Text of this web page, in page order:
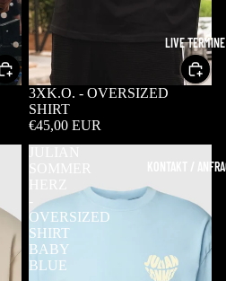
LIVE TERMINE
KONTAKT /
3XK.O. - OVERSIZED
SHIRT
€45,00 EUR
OVERSIZED
SHIRT
BABY
BLUE